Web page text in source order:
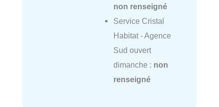
non renseigné
Service Cristal
Habitat - Agence
Sud ouvert
dimanche : non
renseigné